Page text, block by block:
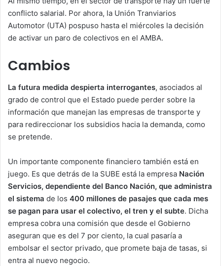
conflicto salarial. Por ahora, la Unión Tranviarios
Automotor (UTA) pospuso hasta el miércoles la decisión
de activar un paro de colectivos en el AMBA.
Cambios
La futura medida despierta interrogantes, asociados al
grado de control que el Estado puede perder sobre la
información que manejan las empresas de transporte y
para redireccionar los subsidios hacia la demanda, como
se pretende.
Un importante componente financiero también está en
juego. Es que detrás de la SUBE está la empresa Nación
Servicios, dependiente del Banco Nación, que administra
el sistema de los 400 millones de pasajes que cada mes
se pagan para usar el colectivo, el tren y el subte. Dicha
empresa cobra una comisión que desde el Gobierno
aseguran que es del 7 por ciento, la cual pasaría a
embolsar el sector privado, que promete baja de tasas, si
entra al nuevo negocio.